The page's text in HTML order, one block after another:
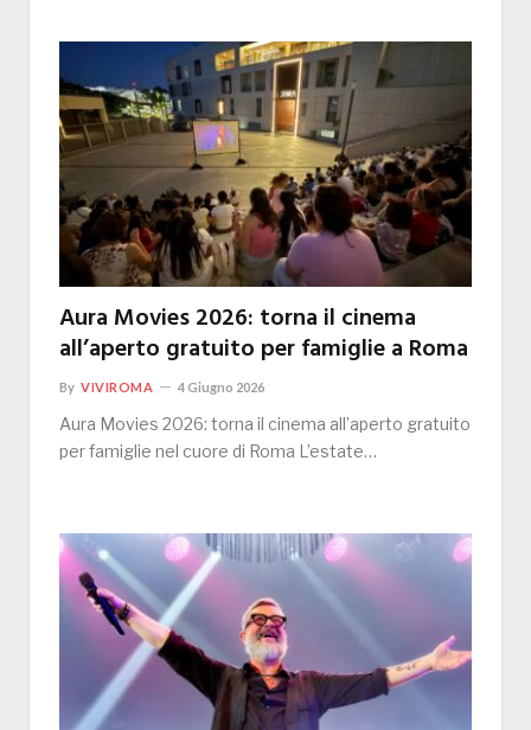
Aura Movies 2026: torna il cinema
all’aperto gratuito per famiglie a Roma
By VIVIROMA 4 Giugno 2026
Aura Movies 2026: torna il cinema all’aperto gratuito
per famiglie nel cuore di Roma L’estate…